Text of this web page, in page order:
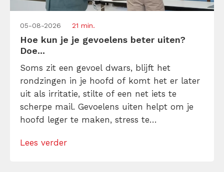
05-08-2026 21 min.
Hoe kun je je gevoelens beter uiten?
Doe...
Soms zit een gevoel dwars, blijft het
rondzingen in je hoofd of komt het er later
uit als irritatie, stilte of een net iets te
scherpe mail. Gevoelens uiten helpt om je
hoofd leger te maken, stress te
Maar hoe doe je dat zonder drama, verwijt
Lees verder